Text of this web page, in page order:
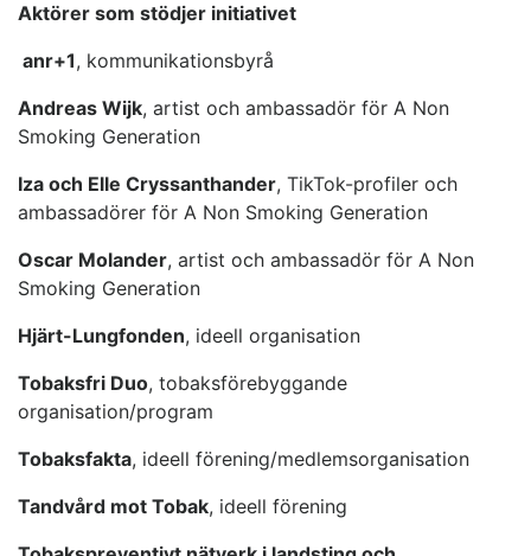
Aktörer som stödjer initiativet
anr+1, kommunikationsbyrå
Andreas Wijk, artist och ambassadör för A Non
Smoking Generation
Iza och Elle Cryssanthander, TikTok-profiler och
ambassadörer för A Non Smoking Generation
Oscar Molander, artist och ambassadör för A Non
Smoking Generation
Hjärt-Lungfonden, ideell organisation
Tobaksfri Duo, tobaksförebyggande
organisation/program
Tobaksfakta, ideell förening/medlemsorganisation
Tandvård mot Tobak, ideell förening